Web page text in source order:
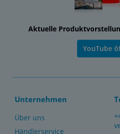
Aktuelle
YouTube
Unternehmen
Über uns
Händlerservice